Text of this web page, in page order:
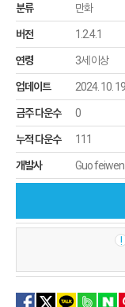
분류 만화
버전 1.2.4.1
연령 3세 이상
업데이트 2024. 10. 19.
금주 다운수 0
누적 다운수 111
개발사 Guo feiwen
!